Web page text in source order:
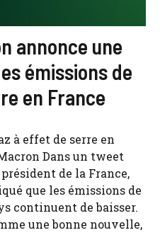
annonce une
émissions de
en France
à effet de serre en
Dans un tweet
de la France,
que les émissions de
continuent de baisser.
une bonne nouvelle,